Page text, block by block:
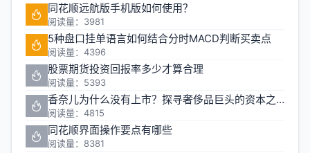
同花顺远航版手机版如何使用？
阅读量：3981
5种盘口挂单语言如何结合分时MACD判断买卖点
阅读量：4396
股票期货投资回报率多少才算合理
阅读量：5393
香奈儿为什么没有上市？探寻奢侈品巨头的资本之路
阅读量：4815
同花顺界面操作要点有哪些
阅读量：8381